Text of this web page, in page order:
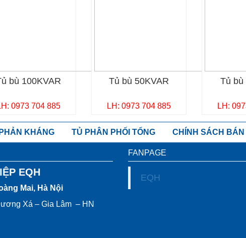
bù 100KVAR
0973 704 885
Tủ bù 50KVAR
LH: 0973 704 885
Tủ bù
LH:
KHÁNG TỦ PHÂN PHỐI TỔNG CHÍNH SÁCH
EQH
Mai, Hà Nội
Xá – Gia Lâm – HN
FANPAGE
EQH